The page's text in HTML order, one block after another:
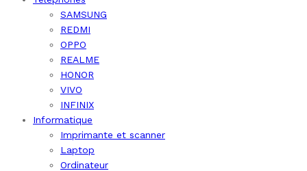
SAMSUNG
REDMI
OPPO
REALME
HONOR
VIVO
INFINIX
Informatique
Imprimante et scanner
Laptop
Ordinateur